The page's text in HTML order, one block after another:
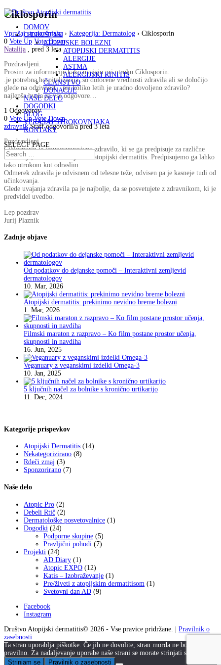
DOMOV
O DRUŠTVU
ATOPIJSKE BOLEZNI
ATOPIJSKI DERMATITIS
ALERGIJE
ASTMA
ALERGIJSKI RINITIS
ČLANSTVO
DONACIJE
NAŠE DELO
DOGODKI
BLOG
VPRAŠAJ STROKOVNJAKA
KONTAKT
SELECT PAGE
Ciklosporin
Vprašaj strokovnjaka› Kategorija: Dermatolog › Ciklosporin
0 Vote Up Vote Down
Natalija , pred 3 leta
Pozdravljeni.
Prosim za informacije kako uvajajo pri otroku Ciklosporin.
.je potrebna hospitalizacija..so določene vrednosti zdravila ali se določijo
glede na odzivnost…pri koliko letih je uradno dovoljeno zdravilo?
najlepša hvala za vse odgovore…
1 Odgovorov
0 Vote Up Vote Down
zdravnik Staffodgovoril/a pred 3 leta
Pozdravljeni.
Ciklosporin je imunosupresivno zdravilo, ki se ga predpisuje za različne
indikacije, med katerimi je tudi atopijski dermatitis. Predpisujemo ga lahko
tako otrokom kot odraslim.
Odmerek zdravila je odvisnem od telesne teže, odvisen pa je kasneje tudi od
učinkovanja.
Glede uvajanja zdravila pa je najbolje, da se posvetujete z zdravnikom, ki je
predvidel uvedbo.
Lep pozdrav
Jurij Plaznik
Zadnje objave
Od podatkov do dejanske pomoči – Interaktivni zemljevid
dermatologov
10. Mar, 2026
Atopijski dermatitis: prekinimo nevidno breme bolezni
1. Mar, 2026
Filmski maraton z razpravo – Ko film postane prostor učenja,
skupnosti in navdiha
16. Jun, 2025
Veganuary z veganskimi izdelki Omega-3
10. Jan, 2025
5 ključnih načel za bolnike s kronično urtikarijo
11. Dec, 2024
Kategorije prispevkov
Atopijski Dermatitis (14)
Nekategorizirano (8)
Rdeči zmaj (3)
Sponzorirano (7)
Naše delo
Atopic Pro (2)
Debeli Rtič (2)
Dermatološke posvetovalnice (1)
Dogodki (24)
Podporne skupine (5)
Pravljični pohodi (7)
Projekti (24)
AD Diary (1)
Atopic EXPO (12)
Katis – Izobraževanje (1)
Pre/živeti z atopijskim dermatitisom (1)
Svetovni dan AD (9)
Facebook
Instagram
Društvo Atopijski dermatitis© 2026 - Vse pravice pridržane. | Pravilnik o
zasebnosti
Ta stran uporablja piškotke. Če jih ne dovolite, stran morda ne bo delovala
pravilno. Za nadaljevanje uporabe naše strani se morate strinjati s piškotki.
Strinjam se
Pravilnik o zasebnosti